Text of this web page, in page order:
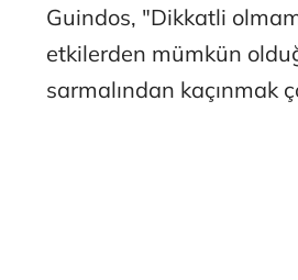
Guindos, "Dikkatli
etkilerden mümkün
sarmalından kaçınmak